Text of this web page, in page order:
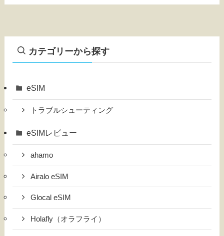
カテゴリーから探す
eSIM
トラブルシューティング
eSIMレビュー
ahamo
Airalo eSIM
Glocal eSIM
Holafly（オラフライ）